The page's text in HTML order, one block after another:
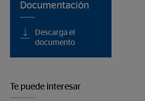
Documentación
Descarga el
documento
Te puede interesar